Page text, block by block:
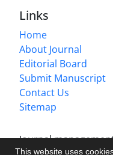
This website uses
Links
Home
About Journal
Editorial Board
Submit Manuscript
Contact Us
Sitemap
Journal